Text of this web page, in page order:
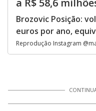
a R$ 58,6
Brozovic Posição:
euros por ano,
Reprodução Instagram